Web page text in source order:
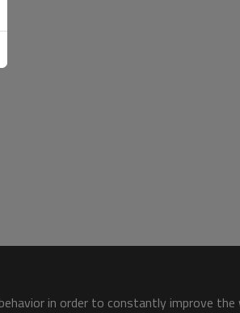
in order to constantly improve